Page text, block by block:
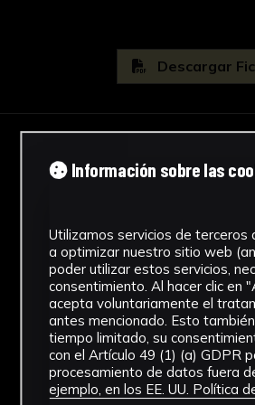
metálica, y se organiza en
cuatro aguas cada una, que
la pista, a través de
graderío, ampliándose con
Este a lo largo de toda la
se integra en el orden
aunque su cubierta se
independiente, con un faldón
el graderío, y azoteas planas
destinados a
extremos, que se resuelven
Descargar
IMÁGENES
Información sobre las
Utilizamos servicios de terceros
a optimizar nuestro sitio web
poder utilizar estos servicios,
consentimiento. Al hacer clic en
acepta voluntariamente el
antes mencionado. Esto
tiempo limitado, su
con el Artículo 49 (1) (a) GDPR
procesamiento de datos fuera
ejemplo, en los EE. UU. Política